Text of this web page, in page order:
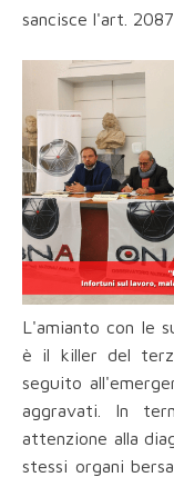
sancisce l'art.
L'amianto con le
è il killer del
seguito
aggravati. In
attenzione alla
stessi organi